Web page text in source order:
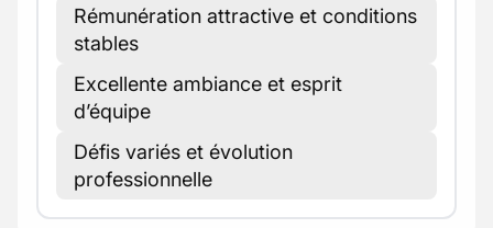
Rémunération attractive et conditions
stables
Excellente ambiance et esprit
d’équipe
Défis variés et évolution
professionnelle